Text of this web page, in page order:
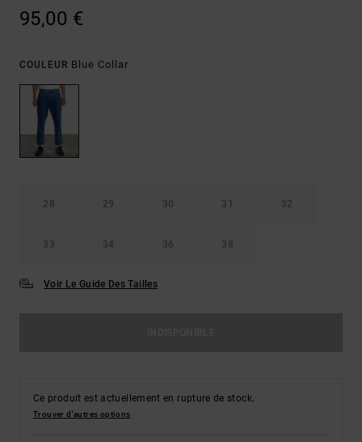
95,00 €
COULEUR Blue Collar
28 29 30 31 32
33 34 36 38
Voir Le Guide Des Tailles
Ce produit est actuellement en rupture de stock.
Trouver d'autres options